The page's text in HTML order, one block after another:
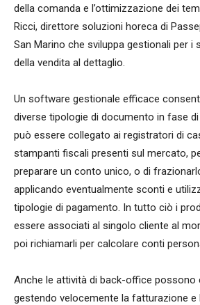
della comanda e l’ottimizzazione dei
Ricci, direttore soluzioni horeca di
San Marino che sviluppa gestionali per i
della vendita al dettaglio.
Un software gestionale efficace
diverse tipologie di documento in fase
può essere collegato ai registratori di
stampanti fiscali presenti sul mercato,
preparare un conto unico, o di
applicando eventualmente sconti e
tipologie di pagamento. In tutto ciò i
essere associati al singolo cliente al
poi richiamarli per calcolare conti
Anche le attività di back-office possono
gestendo velocemente la fatturazione e